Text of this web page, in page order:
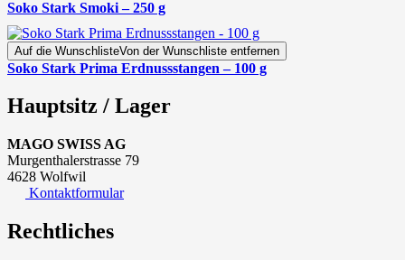
Soko Stark Smoki – 250 g
Auf die WunschlisteVon der Wunschliste entfernen
Soko Stark Prima Erdnussstangen – 100 g
Hauptsitz / Lager
MAGO SWISS AG
Murgenthalerstrasse 79
4628 Wolfwil
Kontaktformular
Rechtliches